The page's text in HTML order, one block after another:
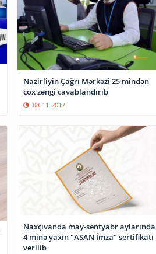
Nazirliyin Çağrı Mərkəzi 25 mindən
çox zəngi cavablandırıb
08-11-2017
Naxçıvanda may-sentyabr aylarında
4 minə yaxın "ASAN İmza" sertifikatı
verilib